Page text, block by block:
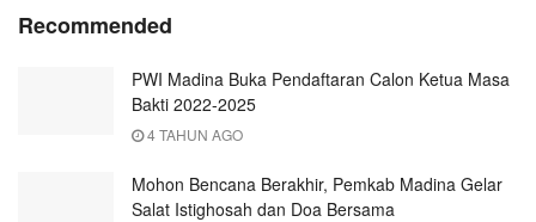
Recommended
PWI Madina Buka Pendaftaran Calon Ketua Masa
Bakti 2022-2025
4 TAHUN AGO
Mohon Bencana Berakhir, Pemkab Madina Gelar
Salat Istighosah dan Doa Bersama